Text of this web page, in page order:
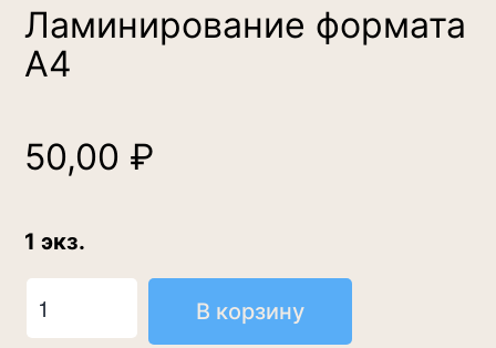
Ламинирование формата
А4
50,00 ₽
1 экз.
В корзину